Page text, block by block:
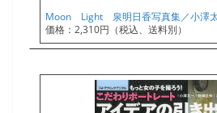
Moon Light 泉明日香写真集／小澤
価格：2,310円（税込、送料別）